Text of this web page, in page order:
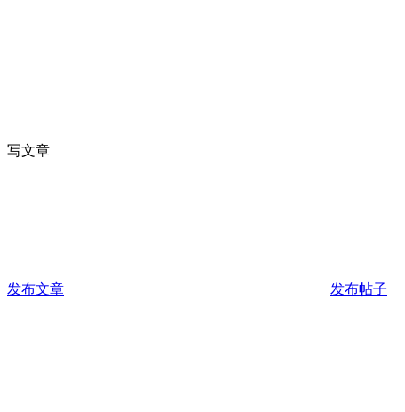
写文章
发布文章 发布帖子